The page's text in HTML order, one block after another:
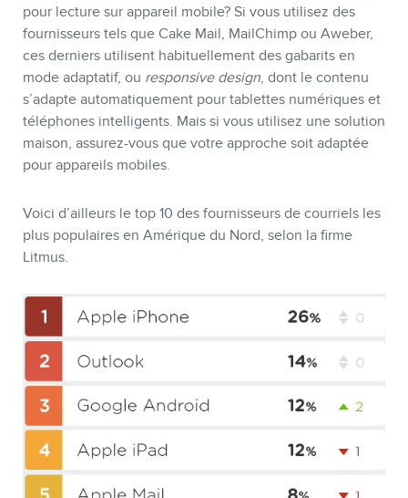
pour lecture sur appareil mobile? Si vous utilisez des
fournisseurs tels que Cake Mail, MailChimp ou Aweber,
ces derniers utilisent habituellement des gabarits en
mode adaptatif, ou responsive design, dont le contenu
s’adapte automatiquement pour tablettes numériques et
téléphones intelligents. Mais si vous utilisez une solution
maison, assurez-vous que votre approche soit adaptée
pour appareils mobiles.
Voici d’ailleurs le top 10 des fournisseurs de courriels les
plus populaires en Amérique du Nord, selon la firme
Litmus.